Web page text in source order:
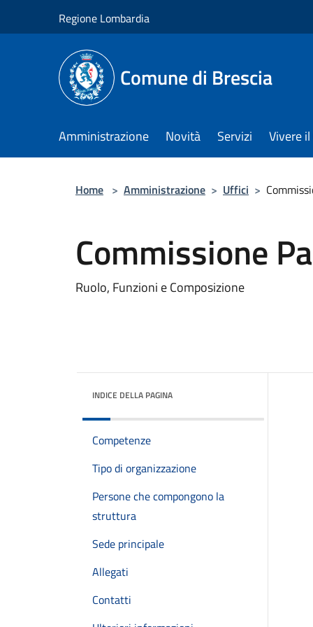
Regione Lombardia
Comune di Brescia
Amministrazione Novità Servizi Vivere
Home > Amministrazione > Uffici >
Commissione
Ruolo, Funzioni e Composizione
INDICE DELLA PAGINA
Competenze
Tipo di organizzazione
Persone che compongono la
struttura
Sede principale
Allegati
Contatti